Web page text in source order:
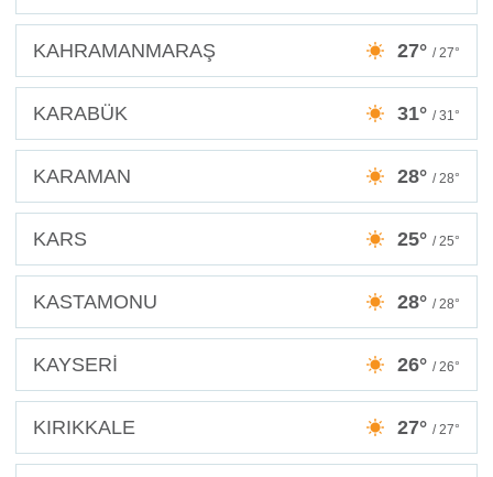
KAHRAMANMARAŞ 27° / 27°
KARABÜK 31° / 31°
KARAMAN 28° / 28°
KARS 25° / 25°
KASTAMONU 28° / 28°
KAYSERİ 26° / 26°
KIRIKKALE 27° / 27°